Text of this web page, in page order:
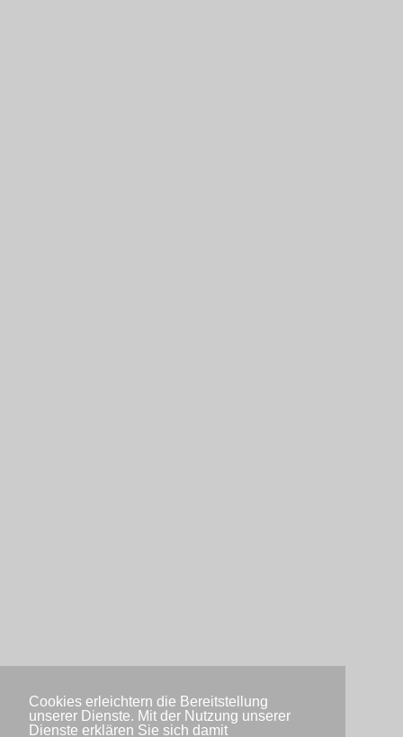
Cookies erleichtern die Bereitstellung
unserer Dienste. Mit der Nutzung unserer
Dienste erklären Sie sich damit